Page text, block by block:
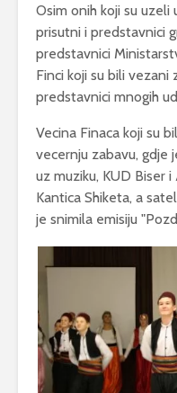
Osim onih koji su uzeli
prisutni i predstavnici
predstavnici
Finci koji su bili vezani
predstavnici mnogih
Vecina Finaca koji su
vecernju zabavu, gdje
uz muziku, KUD Biser
Kantica Shiketa, a
je snimila emisiju